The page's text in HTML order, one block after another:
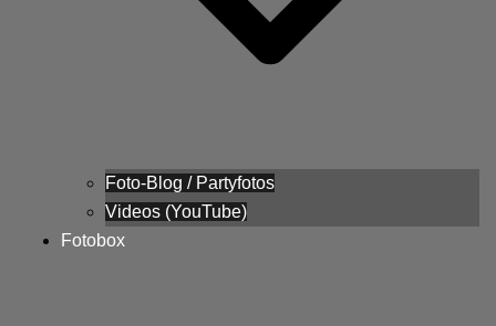
Foto-Blog / Partyfotos
Videos (YouTube)
Fotobox